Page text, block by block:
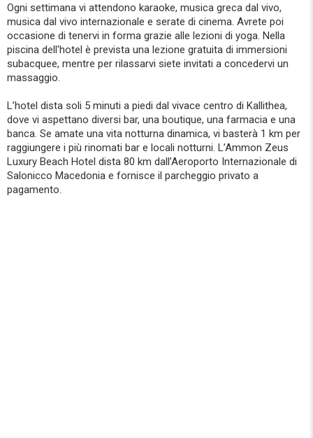
Ogni settimana vi attendono karaoke, musica greca dal vivo,
musica dal vivo internazionale e serate di cinema. Avrete poi
occasione di tenervi in forma grazie alle lezioni di yoga. Nella
piscina dell'hotel è prevista una lezione gratuita di immersioni
subacquee, mentre per rilassarvi siete invitati a concedervi un
massaggio.
L’hotel dista soli 5 minuti a piedi dal vivace centro di Kallithea,
dove vi aspettano diversi bar, una boutique, una farmacia e una
banca. Se amate una vita notturna dinamica, vi basterà 1 km per
raggiungere i più rinomati bar e locali notturni. L’Ammon Zeus
Luxury Beach Hotel dista 80 km dall’Aeroporto Internazionale di
Salonicco Macedonia e fornisce il parcheggio privato a
pagamento.